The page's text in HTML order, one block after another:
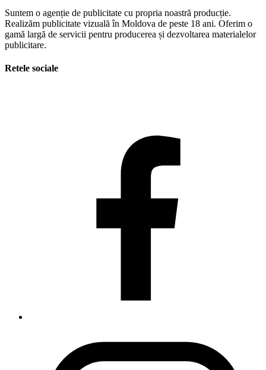
Suntem o agenție de publicitate cu propria noastră producție.
Realizăm publicitate vizuală în Moldova de peste 18 ani. Oferim o
gamă largă de servicii pentru producerea și dezvoltarea materialelor
publicitare.
Retele sociale